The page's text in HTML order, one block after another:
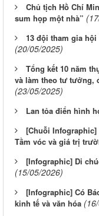
Chủ tịch Hồ Chí
sum họp một nhà”
13 đội tham gia
(20/05/2025)
Tổng kết 10 năm
và làm theo tư tưởng,
(23/05/2025)
Lan tỏa điển hình
[Chuỗi
Tầm vóc và giá trị
[Infographic] Di
(15/05/2026)
[Infographic] Có
kinh tế và văn hóa